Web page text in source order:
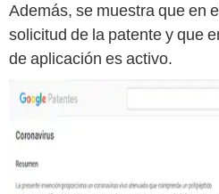
Además, se muestra que en
solicitud de la patente y que
de aplicación es activo.